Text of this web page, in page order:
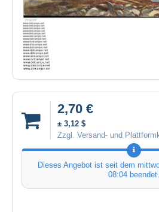
2,70 €
± 3,12 $
Zzgl. Versand- und
Dieses Angebot ist seit dem
08:04 beendet.